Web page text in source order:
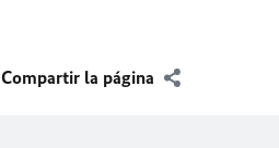
Compartir la página